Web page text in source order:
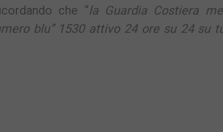
che “la Guardia Costiera
blu” 1530 attivo 24 ore su 24 su